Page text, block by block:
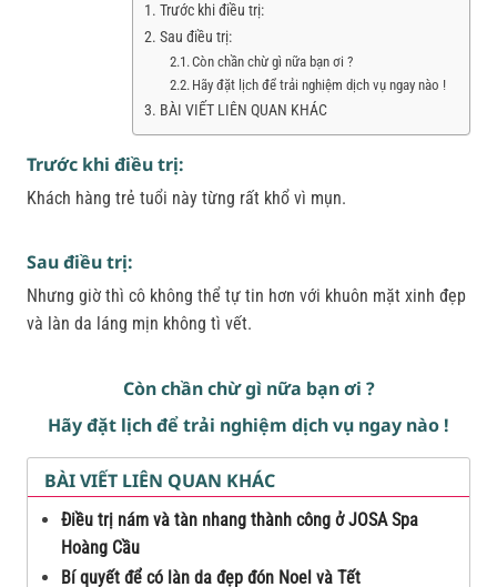
Trước khi điều trị:
Sau điều trị:
Còn chần chừ gì nữa bạn ơi ?
Hãy đặt lịch để trải nghiệm dịch vụ ngay nào !
BÀI VIẾT LIÊN QUAN KHÁC
Trước khi điều trị:
Khách hàng trẻ tuổi này từng rất khổ vì mụn.
Sau điều trị:
Nhưng giờ thì cô không thể tự tin hơn với khuôn mặt xinh đẹp
và làn da láng mịn không tì vết.
Còn chần chừ gì nữa bạn ơi ?
Hãy đặt lịch để trải nghiệm dịch vụ ngay nào !
BÀI VIẾT LIÊN QUAN KHÁC
Điều trị nám và tàn nhang thành công ở JOSA Spa
Hoàng Cầu
Bí quyết để có làn da đẹp đón Noel và Tết